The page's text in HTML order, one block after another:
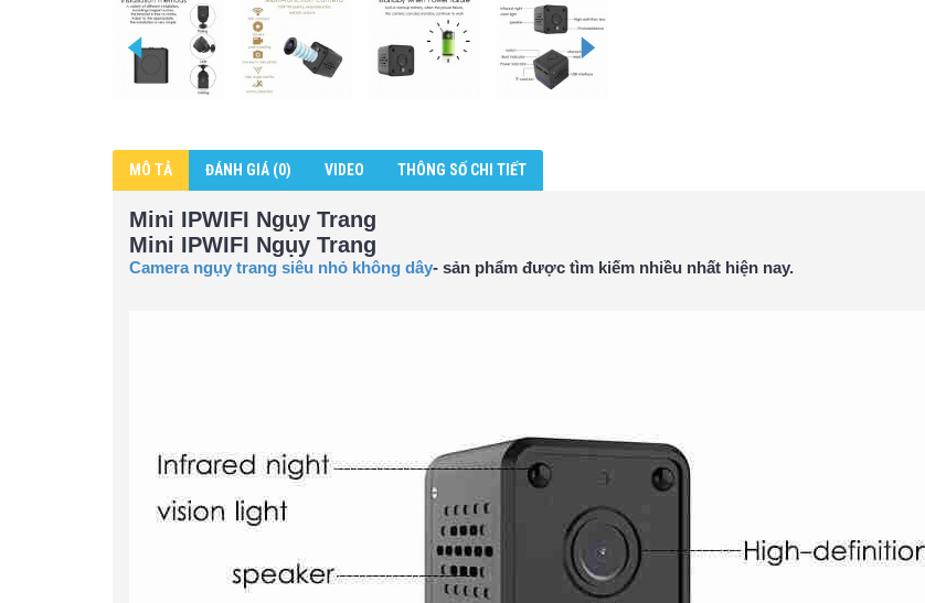
MÔ TẢ ĐÁNH GIÁ (0) VIDEO THÔNG SỐ CHI TIẾT
Mini IPWIFI Ngụy Trang
Mini IPWIFI Ngụy Trang
Camera ngụy trang siêu nhỏ không dây- sản phẩm được tìm kiếm nhiều nhất hiện nay.